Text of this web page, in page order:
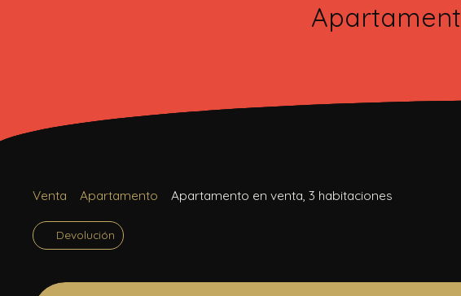
Venta Apartamento Apartamento en venta, 3 habitaciones
Devolución